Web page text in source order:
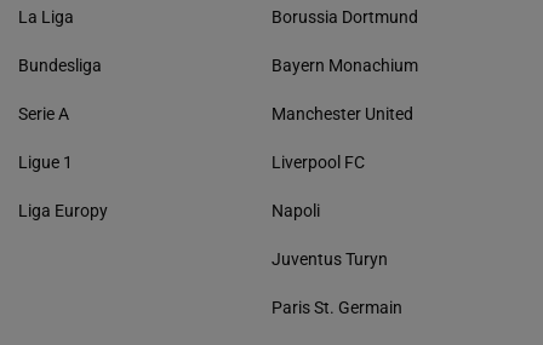
La Liga
Bundesliga
Serie A
Ligue 1
Liga Europy
Borussia Dortmund
Bayern Monachium
Manchester United
Liverpool FC
Napoli
Juventus Turyn
Paris St. Germain